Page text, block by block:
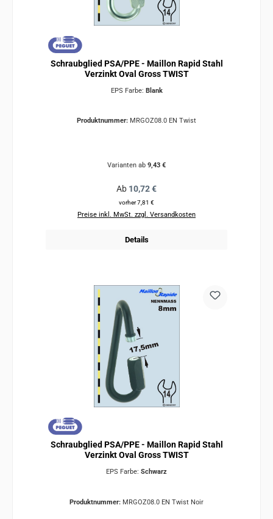
Schraubglied PSA/PPE - Maillon Rapid Stahl
Verzinkt Oval Gross TWIST
EPS Farbe: Blank
Produktnummer: MRGOZ08.0 EN Twist
Varianten ab 9,43 €
Regulärer Preis:
Ab 10,72 €
vorher 7,81 €
Preise inkl. MwSt. zzgl. Versandkosten
Details
Schraubglied PSA/PPE - Maillon Rapid Stahl
Verzinkt Oval Gross TWIST
EPS Farbe: Schwarz
Produktnummer: MRGOZ08.0 EN Twist Noir